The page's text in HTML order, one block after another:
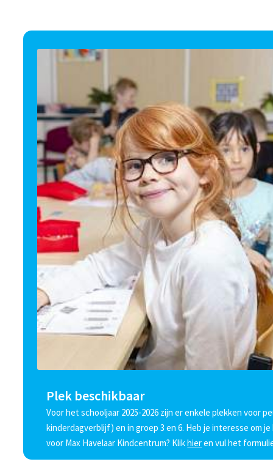
Plek beschikbaar
Voor het schooljaar 2025-2026 zijn er enkele plekken voor
kinderdagverblijf) en in groep 3 en 6. Heb je interesse om
voor Max Havelaar Kindcentrum? Klikhieren vul het